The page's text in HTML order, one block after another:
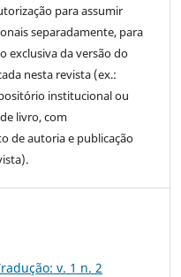
para assumir
separadamente, para
exclusiva da versão do
nesta revista (ex.:
institucional ou
livro, com
de autoria e publicação
v. 1 n. 2